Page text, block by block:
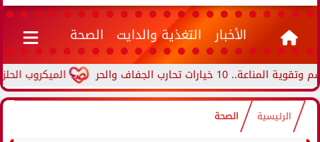
الأخبار التغذية والدايت الصحة
الميكروب تحارب الجفاف والحر
الرئيسية الصحة